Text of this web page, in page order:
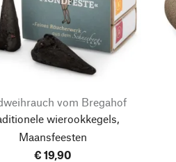
vom Bregahof
wierookkegels,
Maansfeesten
€ 19,90